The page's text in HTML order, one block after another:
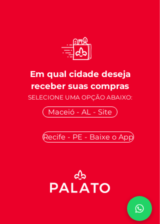
Em qual cidade deseja
receber suas compras
SELECIONE UMA OPÇÃO ABAIXO:
Maceió - AL - Site
Recife - PE - Baixe o App